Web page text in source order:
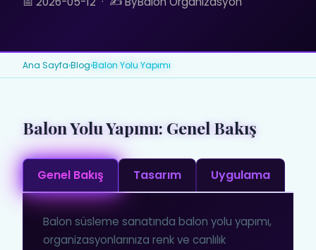
Ana Sayfa›Blog›Balon Yolu Yapımı
Balon Yolu Yapımı: Genel Bakış
Genel Bakış Tasarım Uygulama
Balon süsleme sanatında balon yolu yapımı,
organizasyonlarınıza renk ve canlılık